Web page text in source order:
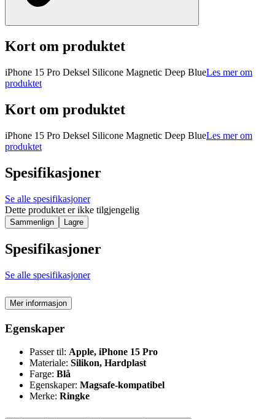
Kort om produktet
iPhone 15 Pro Deksel Silicone Magnetic Deep BlueLes mer om
produktet
Kort om produktet
iPhone 15 Pro Deksel Silicone Magnetic Deep BlueLes mer om
produktet
Spesifikasjoner
Se alle spesifikasjoner
Dette produktet er ikke tilgjengelig
Sammenlign Lagre
Spesifikasjoner
Se alle spesifikasjoner
Mer informasjon
Egenskaper
Passer til: Apple, iPhone 15 Pro
Materiale: Silikon, Hardplast
Farge: Blå
Egenskaper: Magsafe-kompatibel
Merke: Ringke